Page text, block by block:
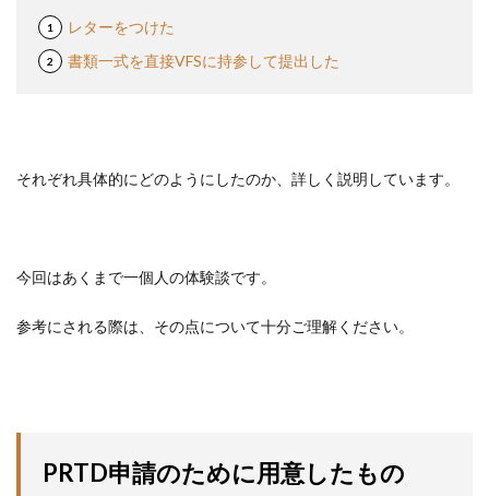
レターをつけた
書類一式を直接VFSに持参して提出した
それぞれ具体的にどのようにしたのか、詳しく説明しています。
今回はあくまで一個人の体験談です。
参考にされる際は、その点について十分ご理解ください。
PRTD申請のために用意したもの